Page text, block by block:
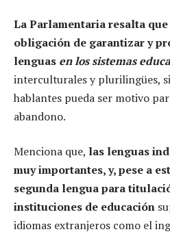
La Parlamentaria resalta
obligación de garantizar y
lenguas en los sistemas
interculturales y plurilingües,
hablantes pueda ser motivo
abandono.
Menciona que, las lenguas
muy importantes, y, pese a
segunda lengua para
instituciones de educación
idiomas extranjeros como el